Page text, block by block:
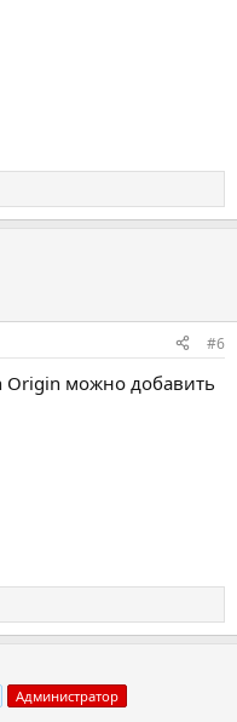
#6
Origin можно добавить
Администратор